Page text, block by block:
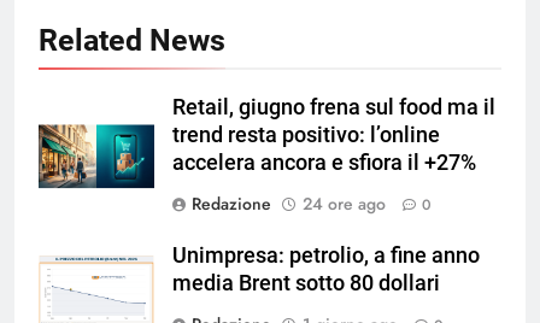
Related News
Retail, giugno frena sul food ma il
trend resta positivo: l’online
accelera ancora e sfiora il +27%
Redazione
24 ore ago 0
Unimpresa: petrolio, a fine anno
media Brent sotto 80 dollari